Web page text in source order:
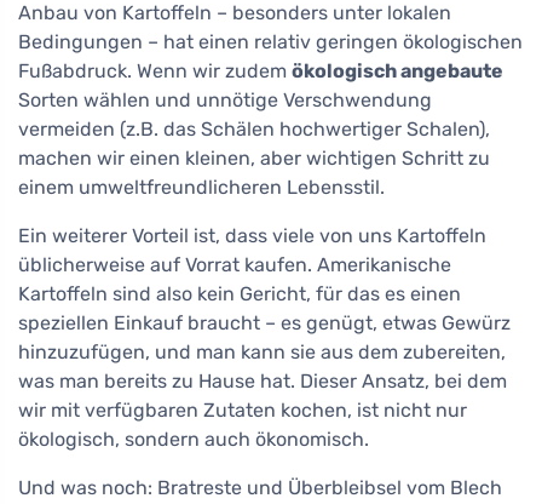
Anbau von Kartoffeln – besonders unter lokalen
Bedingungen – hat einen relativ geringen ökologischen
Fußabdruck. Wenn wir zudem ökologisch angebaute
Sorten wählen und unnötige Verschwendung
vermeiden (z.B. das Schälen hochwertiger Schalen),
machen wir einen kleinen, aber wichtigen Schritt zu
einem umweltfreundlicheren Lebensstil.
Ein weiterer Vorteil ist, dass viele von uns Kartoffeln
üblicherweise auf Vorrat kaufen. Amerikanische
Kartoffeln sind also kein Gericht, für das es einen
speziellen Einkauf braucht – es genügt, etwas Gewürz
hinzuzufügen, und man kann sie aus dem zubereiten,
was man bereits zu Hause hat. Dieser Ansatz, bei dem
wir mit verfügbaren Zutaten kochen, ist nicht nur
ökologisch, sondern auch ökonomisch.
Und was noch: Bratreste und Überbleibsel vom Blech